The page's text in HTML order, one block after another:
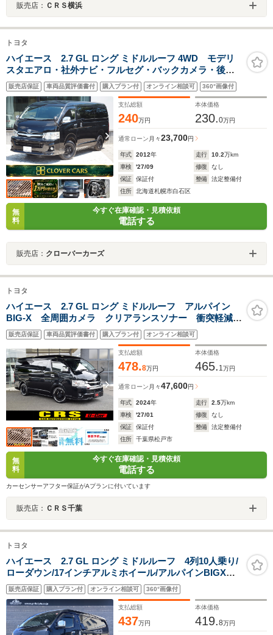
販売店： ＣＲＳ横浜
トヨタ
ハイエース 2.7 GL ロング ミドルルーフ 4WD モデリ
スタエアロ・社外ナビ・フルセグ・バックカメラ・後席
モニター・パワスラ・Rヒーター・クーラー・ETC・
HID・キーレス・新品夏タイヤ&新品AW・冬タイヤ付・1
年保障付
販売店保証 車両品質評価書付 購入プラン付 オンライン相談可 360°画像付
支払総額
240万円
本体価格
230.0万円
通常ローン 月々23,700円
年式 2012年 走行 10.2万km
車検
'27/09 修復
なし
保証
保証付 整備
法定整備付
住所
北海道札幌市白石区
無
料
今すぐ在庫確認・見積依頼
電話する
販売店： クローバーカーズ
トヨタ
ハイエース 2.7 GL ロング ミドルルーフ アルパイン
BIG-X 全周囲カメラ クリアランスソナー 衝突軽減ブ
レーキ ステアリングスイッチ デジタルインナーミラ
ー LEDヘッドライト スマートキー ETC フロント
スポイラー ベッドキット 10人乗り
販売店保証 車両品質評価書付 購入プラン付 オンライン相談可
支払総額
478.8万円
本体価格
465. 1万円
通常ローン 月々47,600円
年式 2024年 走行 2.5万km
車検
'27/01 修復
なし
保証
保証付 整備
法定整備付
住所
千葉県松戸市
無
料
今すぐ在庫確認・見積依頼
電話する
カーセンサーアフター保証がAプランに付いています
販売店： ＣＲＳ千葉
トヨタ
ハイエース 2.7 GL ロング ミドルルーフ 4列10人乗り/
ローダウン/17インチアルミホイール/アルパインBIGXナ
ビ/フリップダウンモニター/パワースライドドア/デジタル
インナーミラー/パノラミックビューモニター/レザー調シ
ートカバー
販売店保証 購入プラン付 オンライン相談可 360°画像付
支払総額
437万円
本体価格
419.8万円